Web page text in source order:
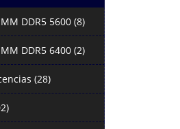
DDR5 5600 (8)
DDR5 6400 (2)
(28)